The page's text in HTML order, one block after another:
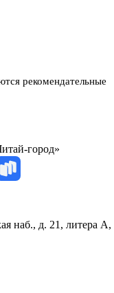
рекомендательные
город»
наб., д. 21, литера А,